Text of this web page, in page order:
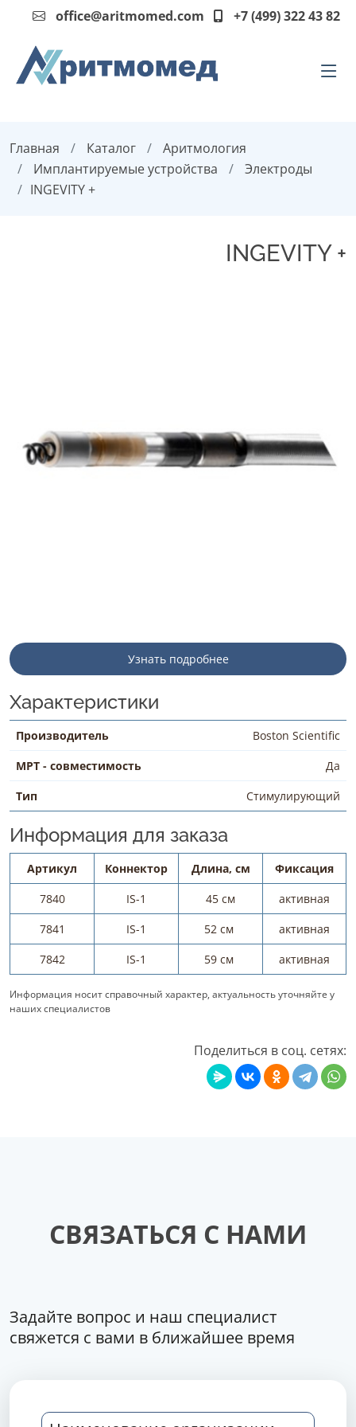
office@aritmomed.com +7 (499) 322 43 82
Главная Каталог
Аритмология
Имплантируемые устройства
Электроды
INGEVITY +
INGEVITY +
Узнать подробнее
Характеристики
Производитель
Boston Scientific
МРТ - совместимость
Да
Тип
Стимулирующий
Информация для заказа
Артикул Коннектор Длина, см
Фиксация
7840
IS-1 45 см
активная
7841
IS-1 52 см
активная
7842
IS-1 59 см активная
Информация носит справочный характер, актуальность уточняйте у
наших специалистов
Поделиться в соц. сетях:
СВЯЗАТЬСЯ С НАМИ
Задайте вопрос и наш специалист
свяжется с вами в ближайшее время